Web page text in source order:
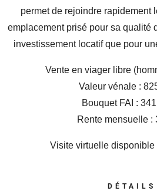
permet de rejoindre rapidement
emplacement prisé pour sa qualité
investissement locatif que pour
Vente en viager libre
Valeur vénale :
Bouquet FAI :
Rente mensuelle :
Visite virtuelle disponible
DÉTAILS